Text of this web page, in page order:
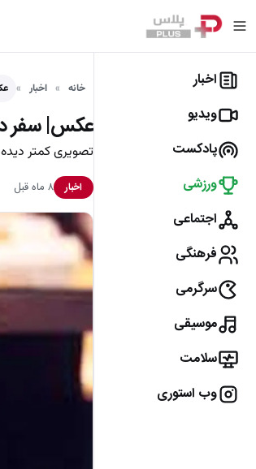
اخبار
ویدیو
پادکست
ورزشی
اجتماعی
فرهنگی
سرگرمی
موسیقی
سلامت
وب استوری
خانه اخبار
عکس| سفر در
تصویری کمتر دیده
اخبار ۸ ماه قبل